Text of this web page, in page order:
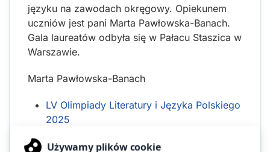
języku na zawodach okręgowy. Opiekunem
uczniów jest pani Marta Pawłowska-Banach.
Gala laureatów odbyła się w Pałacu Staszica w
Warszawie.
Marta Pawłowska-Banach
LV Olimpiady Literatury i Języka Polskiego
2025